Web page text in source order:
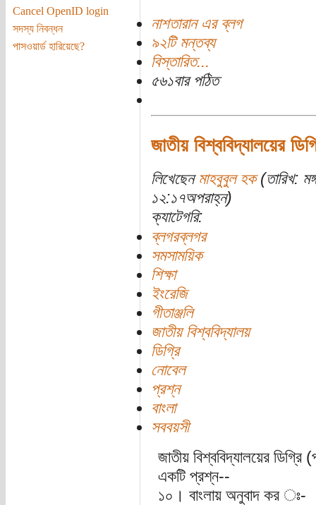
Cancel OpenID login
সদস্য নিবন্ধন
পাসওয়ার্ড হারিয়েছে?
নাশতারান এর ব্লগ
৯২টি মন্তব্য
বিস্তারিত...
৫৬১বার পঠিত
জাতীয় বিশ্ববিদ্যালয়ের
লিখেছেন মাহবুবুল হক(তারিখ:
১২:১৭অপরাহ্ন)
ক্যাটেগরি:
ব্লগরব্লগর
সমসাময়িক
শিক্ষা
ইংরেজি
গীতাঞ্জলি
জাতীয় বিশ্ববিদ্যালয়
ডিগ্রি
নোবেল
প্রশ্ন
বাংলা
সববয়সী
জাতীয় বিশ্ববিদ্যালয়ের
একটি প্রশ্ন--
১০। বাংলায় অনুবাদ কর ঃ-